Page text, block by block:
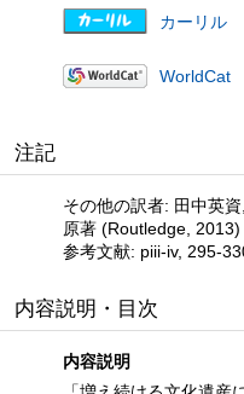
カーリル
WorldCat
注記
その他の訳者: 田中英
原著 (Routledge, 2013)
参考文献: piii-iv, 295-
内容説明・目次
内容説明